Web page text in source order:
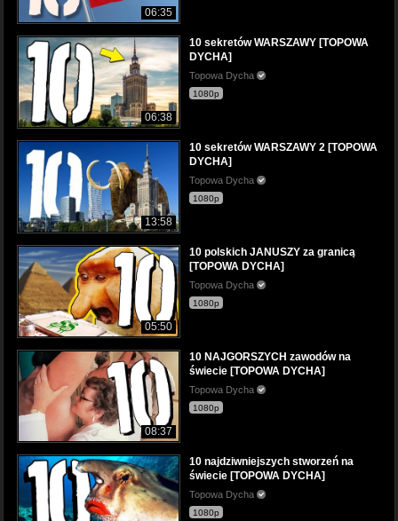
06:35
06:38
10 sekretów WARSZAWY [TOPOWA
DYCHA]
Topowa Dycha
1080p
13:58
10 sekretów WARSZAWY 2 [TOPOWA
DYCHA]
Topowa Dycha
1080p
05:50
10 polskich JANUSZY za granicą
[TOPOWA DYCHA]
Topowa Dycha
1080p
08:37
10 NAJGORSZYCH zawodów na
świecie [TOPOWA DYCHA]
Topowa Dycha
1080p
10 najdziwniejszych stworzeń na
świecie [TOPOWA DYCHA]
Topowa Dycha
1080p